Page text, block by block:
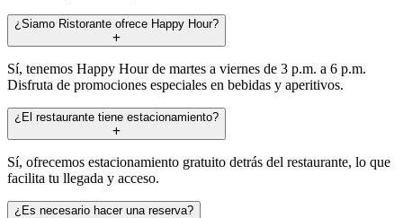
¿Siamo Ristorante ofrece Happy Hour?
Sí, tenemos Happy Hour de martes a viernes de 3 p.m. a 6 p.m.
Disfruta de promociones especiales en bebidas y aperitivos.
¿El restaurante tiene estacionamiento?
Sí, ofrecemos estacionamiento gratuito detrás del restaurante, lo que
facilita tu llegada y acceso.
¿Es necesario hacer una reserva?